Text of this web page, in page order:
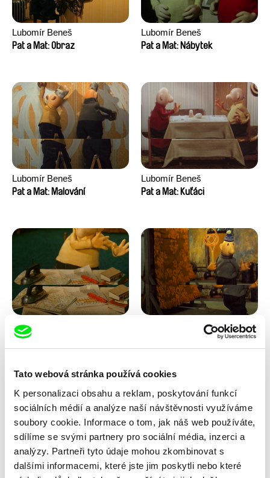
Tato webová stránka používá cookies
K personalizaci obsahu a reklam, poskytování funkcí
sociálních médií a analýze naší návštěvnosti využíváme
soubory cookie. Informace o tom, jak náš web používáte,
sdílíme se svými partnery pro sociální média, inzerci a
analýzy. Partneři tyto údaje mohou zkombinovat s
dalšími informacemi, které jste jim poskytli nebo které
Lubomír Beneš
Pat a Mat: Obraz
Lubomír Beneš
Pat a Mat: Nábytek
Lubomír Beneš
Pat a Mat: Malování
Lubomír Beneš
Pat a Mat: Kuťáci
Lubomír Beneš
Pat a Mat: Křížovka
Pat a Mat: Koberec
Lubomír Beneš Lubomír Beneš